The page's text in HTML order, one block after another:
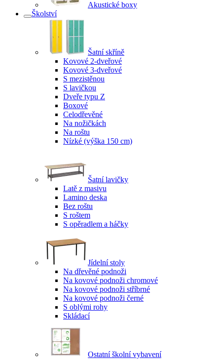
Akustické boxy
Školství
Šatní skříně
Kovové 2-dveřové
Kovové 3-dveřové
S mezistěnou
S lavičkou
Dveře typu Z
Boxové
Celodřevěné
Na nožičkách
Na roštu
Nízké (výška 150 cm)
Šatní lavičky
Latě z masivu
Lamino deska
Bez roštu
S roštem
S opěradlem a háčky
Jídelní stoly
Na dřevěné podnoži
Na kovové podnoži chromové
Na kovové podnoži stříbrné
Na kovové podnoži černé
S oblými rohy
Skládací
Ostatní školní vybavení